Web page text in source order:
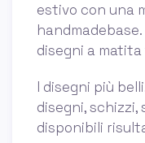
estivo con una
disegni a
I disegni più
disegni, schizzi,
disponibili